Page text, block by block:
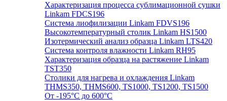
Характеризация процесса сублимационной сушки
Linkam FDCS196
Система лиофилизации Linkam FDVS196
Высокотемпературный столик Linkam HS1500
Изотермический анализ образца Linkam LTS420
Система контроля влажности Linkam RH95
Характеризация образца на растяжение Linkam
TST350
Столики для нагрева и охлаждения Linkam
THMS350, THMS600, TS1000, TS1200, TS1500
От -195°C до 600°C